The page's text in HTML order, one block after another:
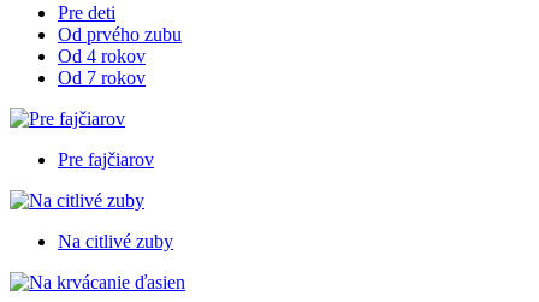
Pre deti
Od prvého zubu
Od 4 rokov
Od 7 rokov
Pre fajčiarov
Na citlivé zuby